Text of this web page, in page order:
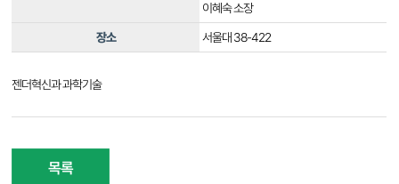
이혜숙 소장
장소 서울대 38-422
젠더혁신과 과학기술
목록